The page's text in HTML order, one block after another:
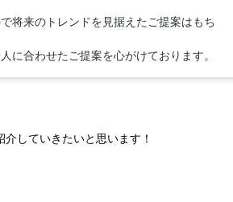
将来のトレンドを見据えたご提案はもち
に合わせたご提案を心がけております。
していきたいと思います！